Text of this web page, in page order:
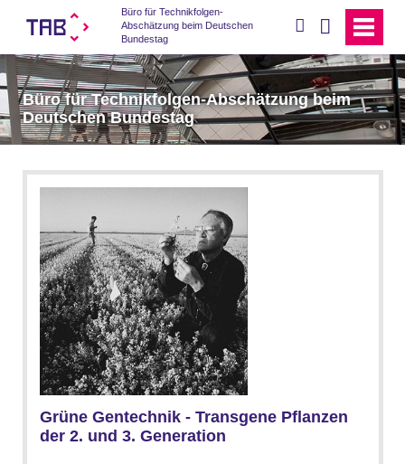
Büro für Technikfolgen-
Abschätzung beim Deutschen
Bundestag
Büro für Technikfolgen-Abschätzung beim
Deutschen Bundestag
Grüne Gentechnik - Transgene Pflanzen
der 2. und 3. Generation